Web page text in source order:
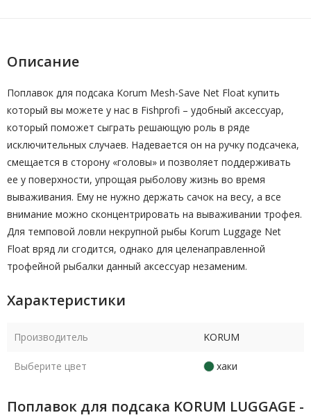
Описание
Поплавок для подсака Korum Mesh-Save Net Float купить
который вы можете у нас в Fishprofi – удобный аксессуар,
который поможет сыграть решающую роль в ряде
исключительных случаев. Надевается он на ручку подсачека,
смещается в сторону «головы» и позволяет поддерживать
ее у поверхности, упрощая рыболову жизнь во время
вываживания. Ему не нужно держать сачок на весу, а все
внимание можно сконцентрировать на вываживании трофея.
Для темповой ловли некрупной рыбы Korum Luggage Net
Float вряд ли сгодится, однако для целенаправленной
трофейной рыбалки данный аксессуар незаменим.
Характеристики
Производитель KORUM
Выберите цвет хаки
Поплавок для подсака KORUM LUGGAGE -